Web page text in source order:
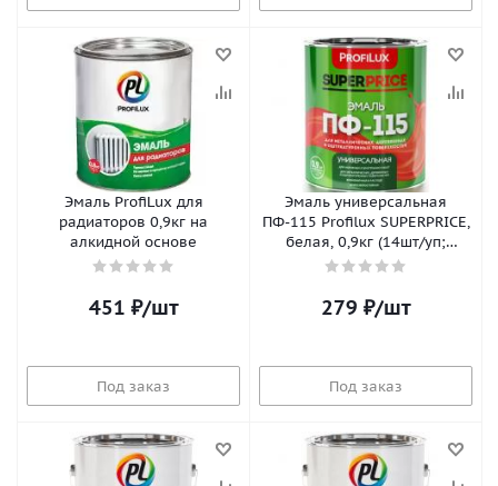
Эмаль ProfiLux для
радиаторов 0,9кг на
алкидной основе
451 ₽/шт
Под заказ
Эмаль универсальная
ПФ-115 Profilux SUPERPRICE,
белая, 0,9кг (14шт/уп;
420шт/пал)
279 ₽/шт
Под заказ